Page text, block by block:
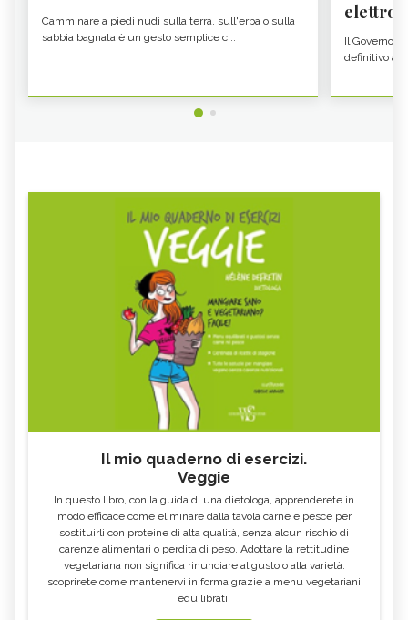
Camminare a piedi nudi sulla terra, sull'erba o sulla
sabbia bagnata è un gesto semplice c...
Il Governo
definitivo
Il mio quaderno di esercizi.
Veggie
In questo libro, con la guida di una dietologa, apprenderete in
modo efficace come eliminare dalla tavola carne e pesce per
sostituirli con proteine di alta qualità, senza alcun rischio di
carenze alimentari o perdita di peso. Adottare la rettitudine
vegetariana non significa rinunciare al gusto o alla varietà:
scoprirete come mantenervi in forma grazie a menu vegetariani
equilibrati!